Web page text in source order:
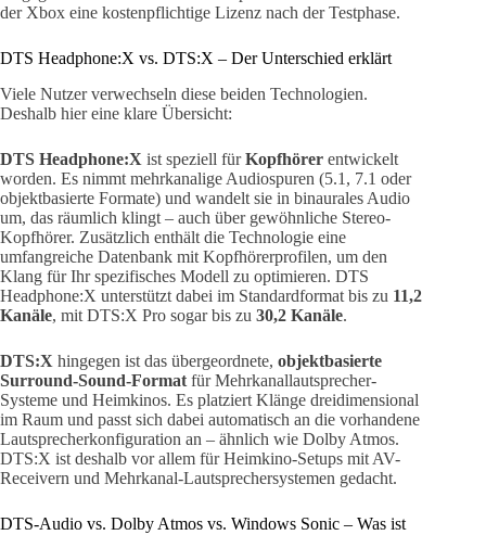
der Xbox eine kostenpflichtige Lizenz nach der Testphase.
DTS Headphone:X vs. DTS:X – Der Unterschied erklärt
Viele Nutzer verwechseln diese beiden Technologien.
Deshalb hier eine klare Übersicht:
DTS Headphone:X ist speziell fürKopfhörer entwickelt
worden. Es nimmt mehrkanalige Audiospuren (5.1, 7.1 oder
objektbasierte Formate) und wandelt sie in binaurales Audio
um, das räumlich klingt – auch über gewöhnliche Stereo-
Kopfhörer. Zusätzlich enthält die Technologie eine
umfangreiche Datenbank mit Kopfhörerprofilen, um den
Klang für Ihr spezifisches Modell zu optimieren. DTS
Headphone:X unterstützt dabei im Standardformat bis zu 11,2
Kanäle, mit DTS:X Pro sogar bis zu 30,2 Kanäle.
DTS:X hingegen ist das übergeordnete, objektbasierte
Surround-Sound-Format für Mehrkanallautsprecher-
Systeme und Heimkinos. Es platziert Klänge dreidimensional
im Raum und passt sich dabei automatisch an die vorhandene
Lautsprecherkonfiguration an – ähnlich wie Dolby Atmos.
DTS:X ist deshalb vor allem für Heimkino-Setups mit AV-
Receivern und Mehrkanal-Lautsprechersystemen gedacht.
DTS-Audio vs. Dolby Atmos vs. Windows Sonic – Was ist